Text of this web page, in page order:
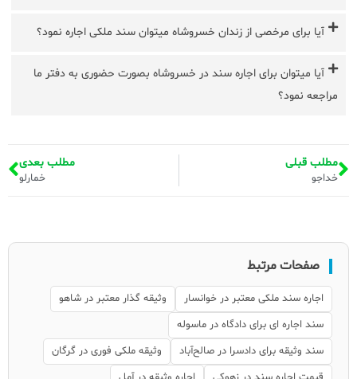
آیا برای مرخصی از زندان خسروشاه میتوان سند ملکی اجاره نمود؟
آیا میتوان برای اجاره سند در خسروشاه بصورت حضوری به دفتر ما
مراجعه نمود؟
مطلب قبلی
خداجو
مطلب بعدی
خمارلو
صفحات مرتبط
اجاره سند ملکی معتبر در خوانسار
وثیقه گذار معتبر در شاهو
سند اجاره ای برای دادگاه در ماسوله
سند وثیقه برای دادسرا در صالح‌آباد
وثیقه ملکی فوری در گرگان